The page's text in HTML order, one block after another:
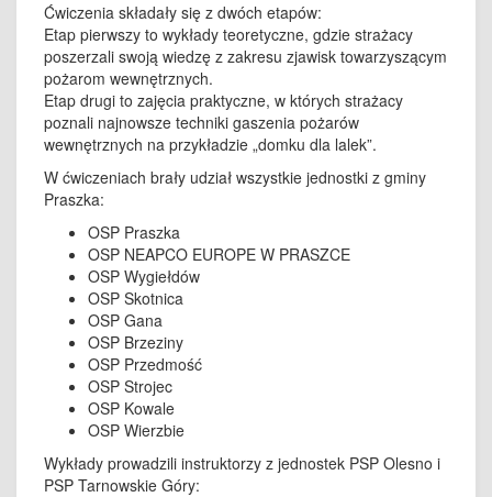
Ćwiczenia składały się z dwóch etapów:
Etap pierwszy to wykłady teoretyczne, gdzie strażacy
poszerzali swoją wiedzę z zakresu zjawisk towarzyszącym
pożarom wewnętrznych.
Etap drugi to zajęcia praktyczne, w których strażacy
poznali najnowsze techniki gaszenia pożarów
wewnętrznych na przykładzie „domku dla lalek”.
W ćwiczeniach brały udział wszystkie jednostki z gminy
Praszka:
OSP Praszka
OSP NEAPCO EUROPE W PRASZCE
OSP Wygiełdów
OSP Skotnica
OSP Gana
OSP Brzeziny
OSP Przedmość
OSP Strojec
OSP Kowale
OSP Wierzbie
Wykłady prowadzili instruktorzy z jednostek PSP Olesno i
PSP Tarnowskie Góry: